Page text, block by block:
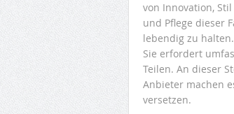
von Innovation,
und Pflege dieser
lebendig zu
Sie erfordert
Teilen. An dieser
Anbieter machen
versetzen.